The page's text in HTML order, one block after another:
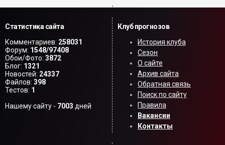
,
Статистика сайта
Комментариев: 258031
Форум: 1548/97408
Обои/Фото: 3872
Блог: 1321
Новостей: 24337
Файлов: 398
Тестов: 1
Нашему сайту - 7003 дней
Клуб прогнозов
История клуба
Сезон
О сайте
Архив сайта
Обратная связь
Поиск по сайту
Правила
Вакансии
Контакты